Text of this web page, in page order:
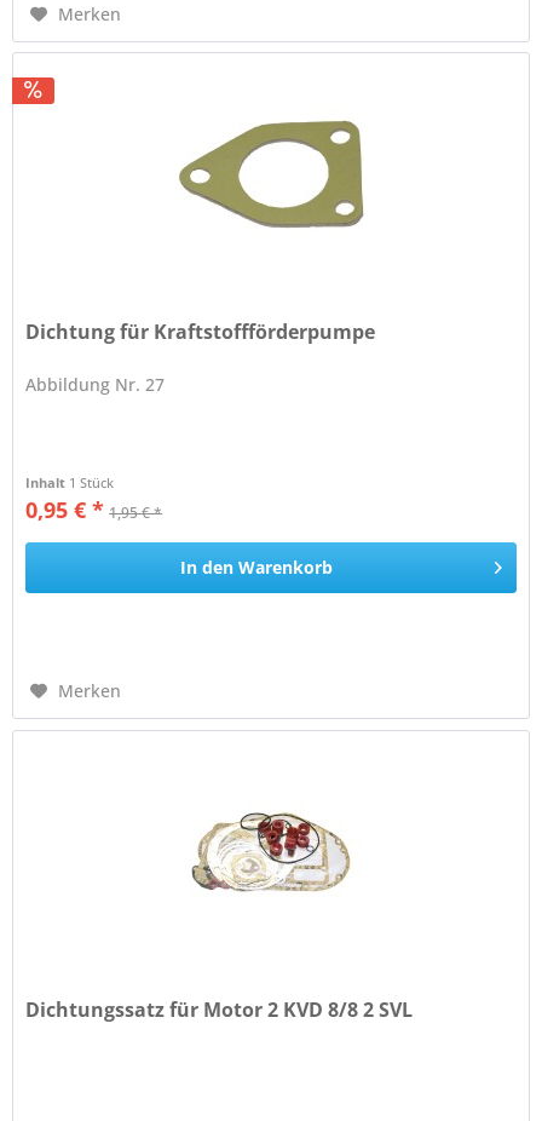
Merken
Dichtung für Kraftstoffförderpumpe
Abbildung Nr. 27
Inhalt 1 Stück
0,95 € * 1,95 € *
In den Warenkorb
Merken
Dichtungssatz für Motor 2 KVD 8/8 2 SVL